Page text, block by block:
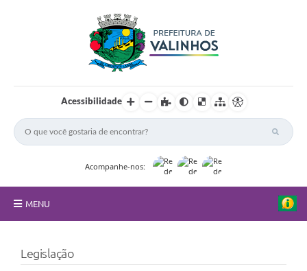
Acessibilidade
Acompanhe-nos:
MENU
Principal
Legislação